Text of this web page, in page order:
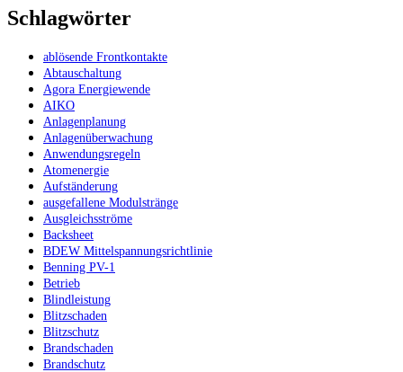
Schlagwörter
ablösende Frontkontakte
Abtauschaltung
Agora Energiewende
AIKO
Anlagenplanung
Anlagenüberwachung
Anwendungsregeln
Atomenergie
Aufständerung
ausgefallene Modulstränge
Ausgleichsströme
Backsheet
BDEW Mittelspannungsrichtlinie
Benning PV-1
Betrieb
Blindleistung
Blitzschaden
Blitzschutz
Brandschaden
Brandschutz